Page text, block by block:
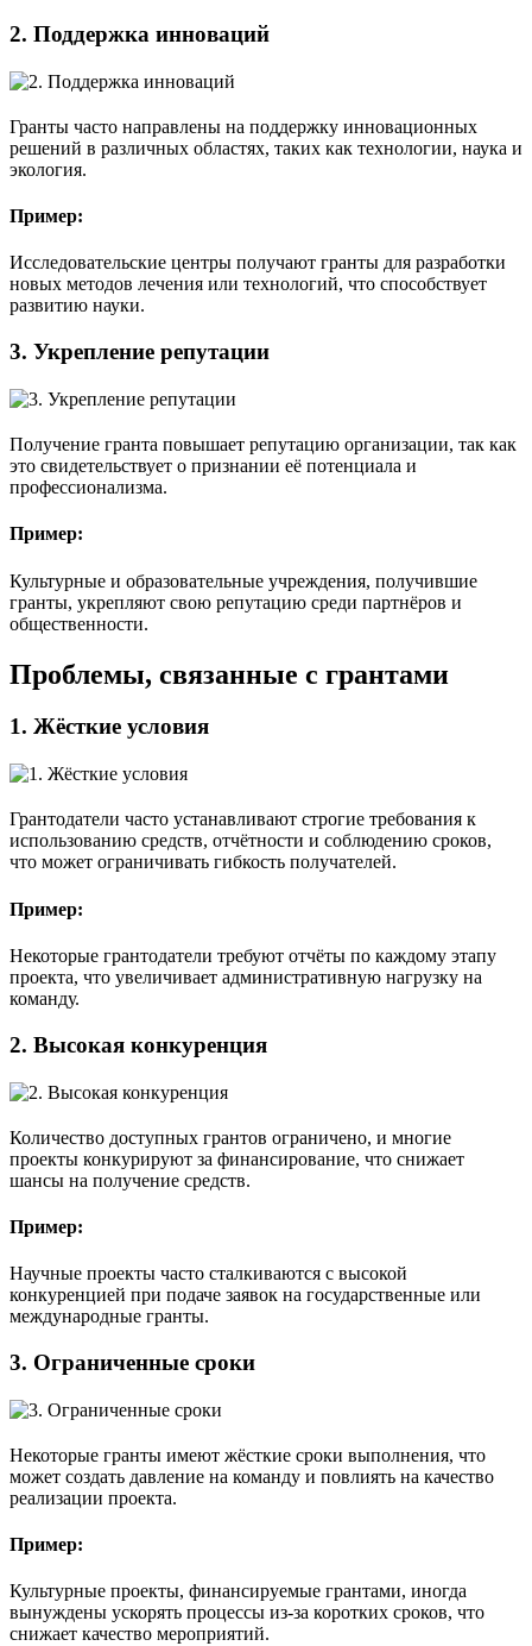
2. Поддержка инноваций
Гранты часто направлены на поддержку инновационных
решений в различных областях, таких как технологии, наука и
экология.
Пример:
Исследовательские центры получают гранты для разработки
новых методов лечения или технологий, что способствует
развитию науки.
3. Укрепление репутации
Получение гранта повышает репутацию организации, так как
это свидетельствует о признании её потенциала и
профессионализма.
Пример:
Культурные и образовательные учреждения, получившие
гранты, укрепляют свою репутацию среди партнёров и
общественности.
Проблемы, связанные с грантами
1. Жёсткие условия
Грантодатели часто устанавливают строгие требования к
использованию средств, отчётности и соблюдению сроков,
что может ограничивать гибкость получателей.
Пример:
Некоторые грантодатели требуют отчёты по каждому этапу
проекта, что увеличивает административную нагрузку на
команду.
2. Высокая конкуренция
Количество доступных грантов ограничено, и многие
проекты конкурируют за финансирование, что снижает
шансы на получение средств.
Пример:
Научные проекты часто сталкиваются с высокой
конкуренцией при подаче заявок на государственные или
международные гранты.
3. Ограниченные сроки
Некоторые гранты имеют жёсткие сроки выполнения, что
может создать давление на команду и повлиять на качество
реализации проекта.
Пример:
Культурные проекты, финансируемые грантами, иногда
вынуждены ускорять процессы из-за коротких сроков, что
снижает качество мероприятий.